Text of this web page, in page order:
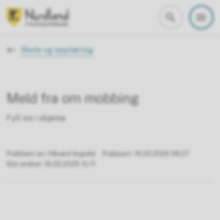
Du er her:Skole og opplæring
Meld fra om mobbing
Fyll inn i skjema
Publisert av Håvard Vognild Publisert
Sist endret